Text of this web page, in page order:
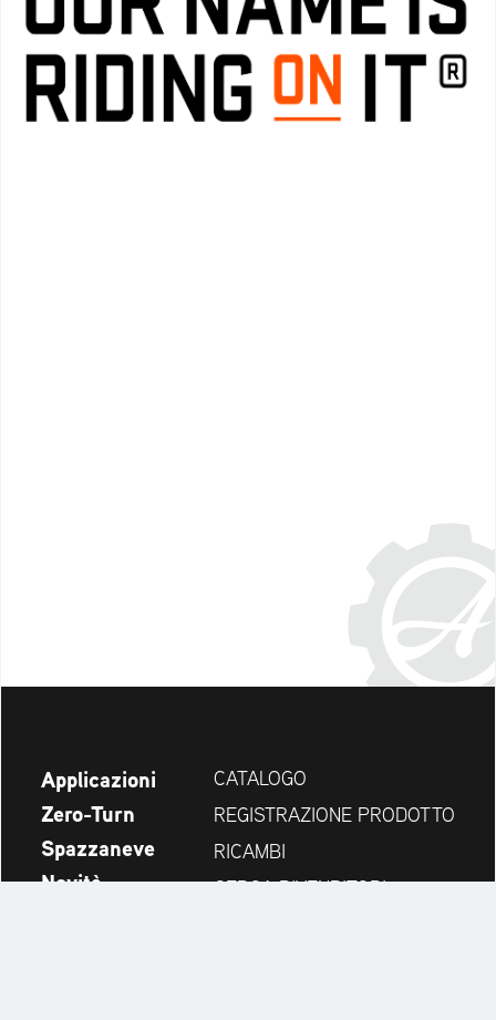
Applicazioni
Zero-Turn
Spazzaneve
Novità
CATALOGO
REGISTRAZIONE PRODOTTO
RICAMBI
CERCA RIVENDITORI